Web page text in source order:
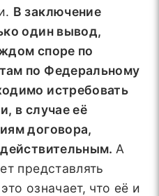
В заключение
один вывод,
споре по
по Федеральному
истребовать
в случае её
договора,
А
представлять
означает, что её и